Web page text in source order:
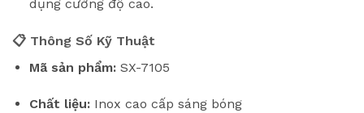
dụng cường độ cao.
📋 Thông Số Kỹ Thuật
Mã sản phẩm:SX-7105
Chất liệu:Inox cao cấp sáng bóng